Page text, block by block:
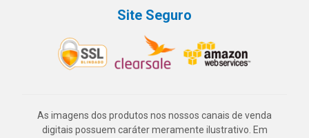
Site Seguro
As imagens dos produtos nos nossos canais de venda
digitais possuem caráter meramente ilustrativo. Em